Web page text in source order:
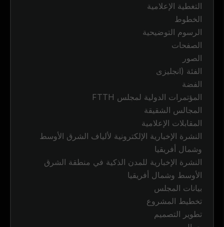
التغطية الإعلامية
الخطوط
الرسوم التوضيحية
الصفحات
الصور
الفئة (انجليزى
الفضة
المؤتمرات الدولية لمجلس FTTH
المجالس الشقيقة
المقابلات الإعلامية
النشرة الإخبارية الإلكترونية لألياف الشرق الأوسط
وشمال أفريقيا
النشرة الإخبارية للمدن الذكية في منطقة الشرق
الأوسط وشمال أفريقيا
بيانات المجلس
تخطيط المشروع
تطوير التصميم